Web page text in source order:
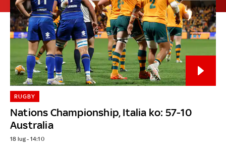
Nations Championship, Italia ko: 57-10
Australia
RUGBY
18 lug - 14:10